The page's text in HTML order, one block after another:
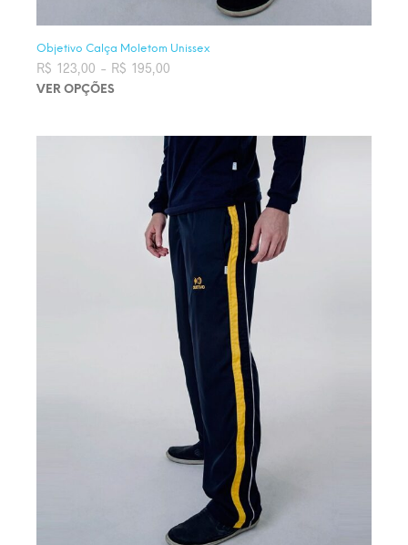
Objetivo Calça Moletom Unissex
R$ 123,00 – R$ 195,00Faixa de preço: R$ 123,00 através
R$ 195,00
VER OPÇÕES